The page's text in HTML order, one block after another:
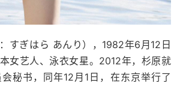
すぎはら あんり），1982年6月12日
女艺人、泳衣女星。2012年，杉原就
秘书，同年12月1日，在东京举行了